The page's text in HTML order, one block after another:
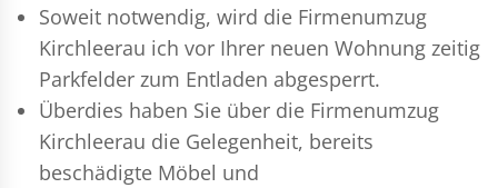
Soweit notwendig, wird die Firmenumzug
Kirchleerau ich vor Ihrer neuen Wohnung zeitig
Parkfelder zum Entladen abgesperrt.
Überdies haben Sie über die Firmenumzug
Kirchleerau die Gelegenheit, bereits
beschädigte Möbel und